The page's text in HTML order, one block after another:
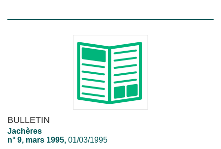
BULLETIN
Jachères
n° 9, mars 1995, 01/03/1995